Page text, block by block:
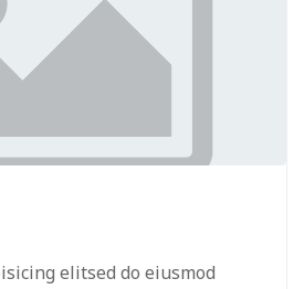
elitsed do eiusmod